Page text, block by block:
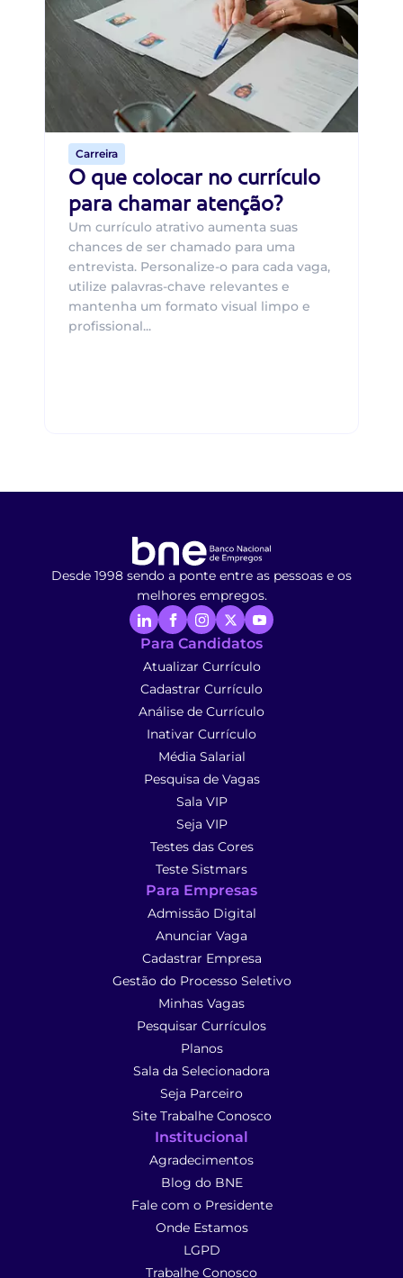
Carreira
O que colocar no currículo
para chamar atenção?
Um currículo atrativo aumenta suas
chances de ser chamado para uma
entrevista. Personalize-o para cada vaga,
utilize palavras-chave relevantes e
mantenha um formato visual limpo e
profissional...
Desde 1998 sendo a ponte entre as pessoas e os
melhores empregos.
Para Candidatos
Atualizar Currículo
Cadastrar Currículo
Análise de Currículo
Inativar Currículo
Média Salarial
Pesquisa de Vagas
Sala VIP
Seja VIP
Testes das Cores
Teste Sistmars
Para Empresas
Admissão Digital
Anunciar Vaga
Cadastrar Empresa
Gestão do Processo Seletivo
Minhas Vagas
Pesquisar Currículos
Planos
Sala da Selecionadora
Seja Parceiro
Site Trabalhe Conosco
Institucional
Agradecimentos
Blog do BNE
Fale com o Presidente
Onde Estamos
LGPD
Trabalhe Conosco